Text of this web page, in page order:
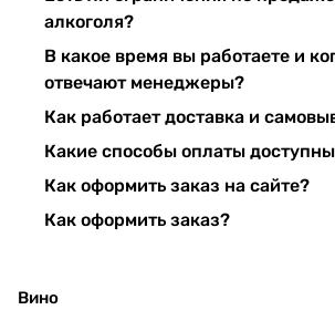
алкоголя?
В какое время вы работаете и
отвечают менеджеры?
Как работает доставка и
Какие способы оплаты
Как оформить заказ на сайте?
Как оформить заказ?
Вино